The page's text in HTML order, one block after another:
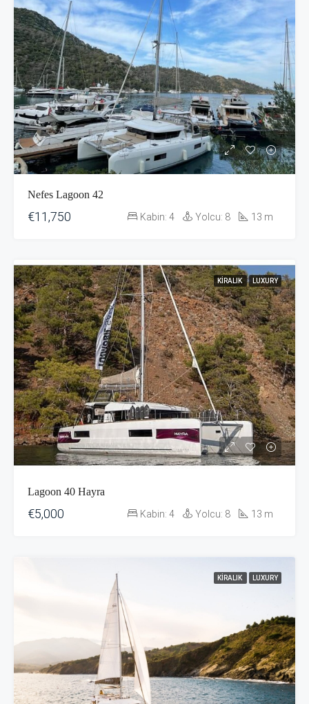
Nefes Lagoon 42
€11,750 Kabin: 4 Yolcu: 8 13 m
KIRALIK LUXURY
Lagoon 40 Hayra
€5,000 Kabin: 4 Yolcu: 8 13 m
KIRALIK LUXURY